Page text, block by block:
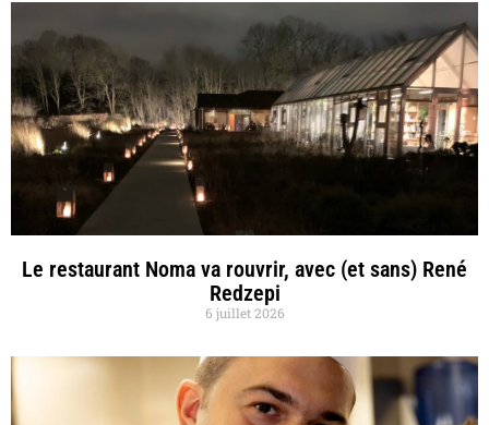
Le restaurant Noma va rouvrir, avec (et sans) René
Redzepi
6 juillet 2026